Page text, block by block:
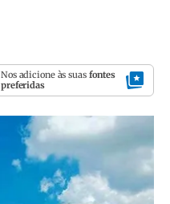
Nos adicione às suas fontes
preferidas